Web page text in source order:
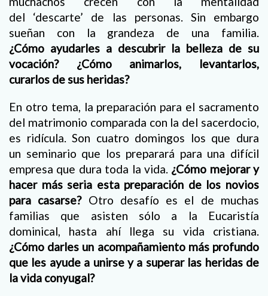
del ‘descarte’ de las personas. Sin embargo
sueñan con la grandeza de una familia.
¿Cómo ayudarles a descubrir la belleza de su
vocación? ¿Cómo animarlos, levantarlos,
curarlos de sus heridas?
En otro tema, la preparación para el sacramento
del matrimonio comparada con la del sacerdocio,
es ridícula. Son cuatro domingos los que dura
un seminario que los preparará para una difícil
empresa que dura toda la vida. ¿Cómo mejorar y
hacer más seria esta preparación de los novios
para casarse?Otro desafío es el de muchas
familias que asisten sólo a la Eucaristía
dominical, hasta ahí llega su vida cristiana.
¿Cómo darles un acompañamiento más profundo
que les ayude a unirse y a superar las heridas de
la vida conyugal?